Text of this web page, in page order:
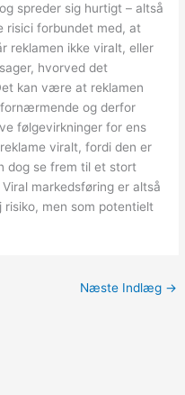
spreder sig hurtigt – altså
risici forbundet med, at
reklamen ikke viralt, eller
hvorved det
kan være at reklamen
og derfor
følgevirkninger for ens
viralt, fordi den er
dog se frem til et stort
markedsføring er altså
men som potentielt
Næste Indlæg →